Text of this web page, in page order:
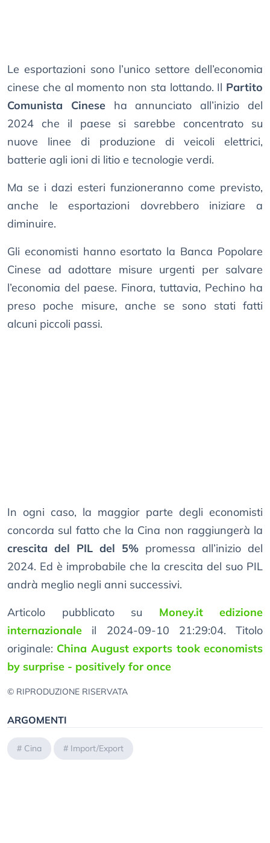
Le esportazioni sono l’unico settore dell’economia
cinese che al momento non sta lottando. Il Partito
Comunista Cineseha annunciato all’inizio del
2024 che il paese si sarebbe concentrato su
nuove linee di produzione di veicoli elettrici,
batterie agli ioni di litio e tecnologie verdi.
Ma se i dazi esteri funzioneranno come previsto,
anche le esportazioni dovrebbero iniziare a
diminuire.
Gli economisti hanno esortato la Banca Popolare
Cinese ad adottare misure urgenti per salvare
l’economia del paese. Finora, tuttavia, Pechino ha
preso poche misure, anche se sono stati fatti
alcuni piccoli passi.
In ogni caso, la maggior parte degli economisti
concorda sul fatto che la Cina non raggiungerà la
crescita del PIL del 5% promessa all’inizio del
2024. Ed è improbabile che la crescita del suo PIL
andrà meglio negli anni successivi.
Articolo pubblicato su Money.it edizione
internazionale il 2024-09-10 21:29:04. Titolo
originale: China August exports took economists
by surprise - positively for once
© RIPRODUZIONE RISERVATA
ARGOMENTI
# Cina # Import/Export